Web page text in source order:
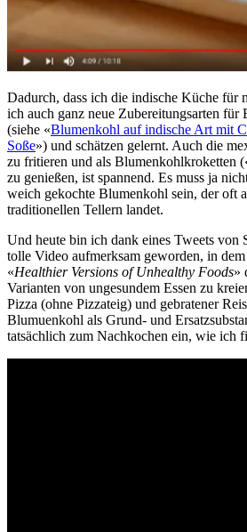
Dadurch, dass ich die indische Küche für
ich auch ganz neue Zubereitungsarten für
(siehe «Blumenkohl auf indische Art mit
Soße») und schätzen gelernt. Auch die
zu fritieren und als Blumenkohlkroketten
zu genießen, ist spannend. Es muss ja
weich gekochte Blumenkohl sein, der oft
traditionellen Tellern landet.
Und heute bin ich dank eines Tweets von
tolle Video aufmerksam geworden, in
«Healthier Versions of Unhealthy Foods»
Varianten von ungesundem Essen zu
Pizza (ohne Pizzateig) und gebratener
Blumuenkohl als Grund- und
tatsächlich zum Nachkochen ein, wie ich